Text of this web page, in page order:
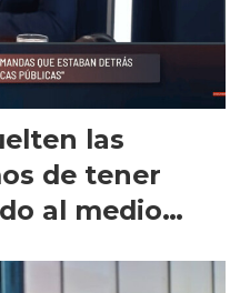
las
de tener
al medio